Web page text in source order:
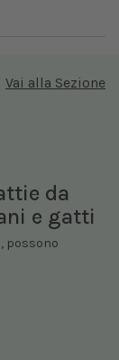
Vai alla Sezione
da
e gatti
possono